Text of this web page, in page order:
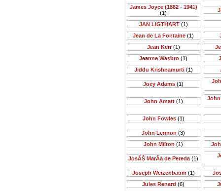
James Joyce (1882 - 1941)
(1)
JAN LIGTHART(1)
Jean de La Fontaine (1)
Jean Kerr(1)
Jeanne Wasbro (1)
Jiddu Krishnamurti(1)
Joey Adams (1)
John Amatt(1) John
John Fowles(1)
John Lennon (3)
John Milton (1)
JosĂŠ MarĂ­a de Pereda (1)
Joseph Weizenbaum (1)
Jules Renard (6)